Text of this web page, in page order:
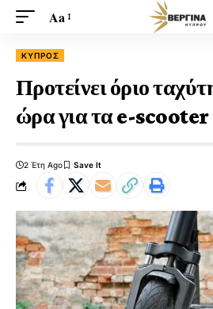
Aa
ΚΎΠΡΟΣ
Προτείνει όριο
ώρα για τα e-scooter
2 Έτη Ago